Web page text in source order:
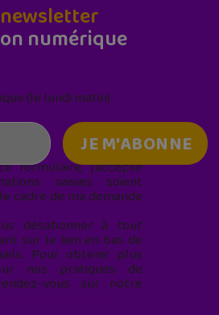
numérique
(le lundi matin)
formulaire, j’accepte
saisies soient
cadre de ma demande
désabonner à tout
sur le lien en bas de
Pour obtenir plus
nos pratiques de
vous sur notre